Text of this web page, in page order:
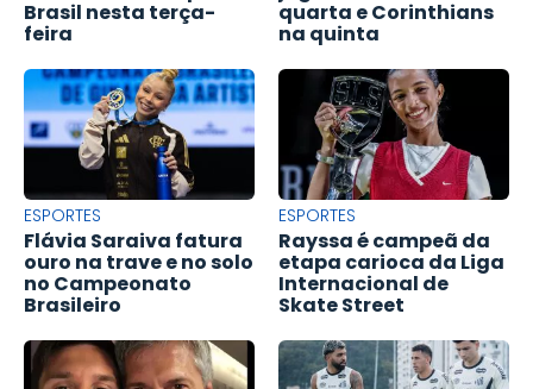
Brasil nesta terça-
feira
quarta e Corinthians
na quinta
ESPORTES
Flávia Saraiva fatura
ouro na trave e no solo
no Campeonato
Brasileiro
ESPORTES
Rayssa é campeã da
etapa carioca da Liga
Internacional de
Skate Street